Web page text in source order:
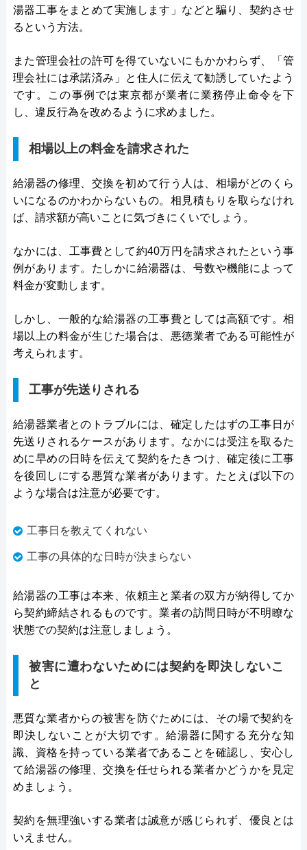
湯器工事をまとめて実施します」などと騙り、契約させ
るという方法。
また管理会社の許可を得ていないにもかかわらず、「管
理会社には承諾済み」と住人に伝えて勧誘していたよう
です。この事例では東京都が業者に業務停止命令を下
し、違反行為を改めるように求めました。
相場以上の料金を請求された
給湯器の修理、交換を初めて行う人は、相場がどのくら
いになるのかわからないもの。相見積もりを取らなけれ
ば、請求額が高いことに気づきにくいでしょう。
なかには、工事費として約40万円を請求されたという事
例があります。たしかに給湯器は、号数や機能によって
料金が変動します。
しかし、一般的な給湯器の工事費としては高額です。相
場以上の料金が生じた場合は、悪徳業者である可能性が
考えられます。
工事が先送りされる
給湯器業者とのトラブルには、確定したはずの工事日が
先送りされるケースがあります。なかには受注を取るた
めに早めの日時を伝えて契約をたきつけ、確定後に工事
を後回しにする悪質な業者があります。たとえば以下の
ような場合は注意が必要です。
工事日を教えてくれない
工事の具体的な日時が決まらない
給湯器の工事は本来、依頼主と業者の双方が納得してか
ら契約締結されるものです。業者の訪問日時が不明瞭な
状態での契約は注意しましょう。
被害に遭わないためには契約を即決しないこ
と
悪質な業者からの被害を防ぐためには、その場で契約を
即決しないことが大切です。給湯器に関する充分な知
識、資格を持っている業者であることを確認し、安心し
て給湯器の修理、交換を任せられる業者かどうかを見定
めましょう。
契約を無理強いする業者は誠意が感じられず、優良とは
いえません。